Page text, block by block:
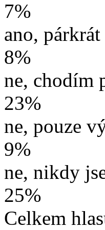
7%
ano,
8%
ne, chodím
23%
ne, pouze
9%
ne, nikdy
25%
Celkem